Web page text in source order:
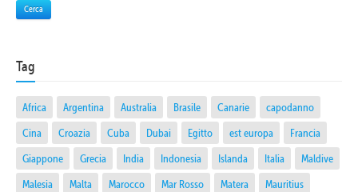
Cerca
Tag
Africa Argentina Australia Brasile Canarie
capodanno
Cina
Croazia Cuba Dubai Egitto est europa
Francia
Giappone
Grecia India Indonesia Islanda Italia
Maldive
Malesia
Malta Marocco Mar Rosso Matera
Mauritius